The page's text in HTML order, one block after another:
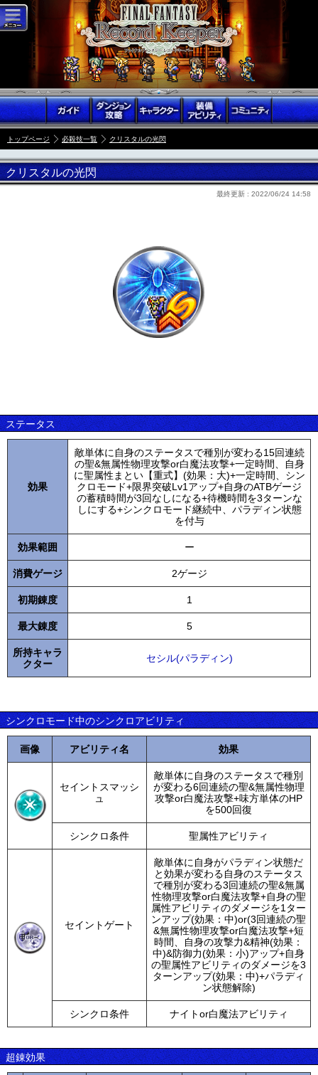
トップページ 必殺技一覧 クリスタルの光閃
クリスタルの光閃
最終更新 : 2022/06/24 14:58
ステータス
効果
敵単体に自身のステータスで種別が変わる15回連続
の聖&無属性物理攻撃or白魔法攻撃+一定時間、自身
に聖属性まとい【重式】(効果：大)+一定時間、シン
クロモード+限界突破Lv1アップ+自身のATBゲージ
の蓄積時間が3回なしになる+待機時間を3ターンな
しにする+シンクロモード継続中、パラディン状態
を付与
効果範囲 ー
消費ゲージ 2ゲージ
初期錬度 1
最大錬度 5
所持キャラ
クター
セシル(パラディン)
シンクロモード中のシンクロアビリティ
画像 アビリティ名 効果
セイントスマッシ
ュ
敵単体に自身のステータスで種別
が変わる6回連続の聖&無属性物理
攻撃or白魔法攻撃+味方単体のHP
を500回復
シンクロ条件 聖属性アビリティ
セイントゲート
敵単体に自身がパラディン状態だ
と効果が変わる自身のステータス
で種別が変わる3回連続の聖&無属
性物理攻撃or白魔法攻撃+自身の聖
属性アビリティのダメージを1ター
ンアップ(効果：中)or(3回連続の聖
&無属性物理攻撃or白魔法攻撃+短
時間、自身の攻撃力&精神(効果：
中)&防御力(効果：小)アップ+自身
の聖属性アビリティのダメージを3
ターンアップ(効果：中)+パラディ
ン状態解除)
シンクロ条件 ナイトor白魔法アビリティ
超錬効果